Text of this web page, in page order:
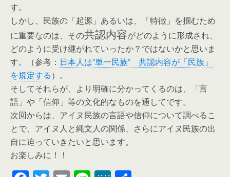
す。
しかし、民族の「起源」あるいは、「特徴」を掴むため
に重要なのは、その共認内容がどのように形成され、
どのように受け継がれていったか？ではないかと思いま
す。（参考： 日本人は”単一民族” 共認内容が「民族」
を規定する）。
そしてそれらが、より明確に分かってくるのは、「言
語」や「信仰」等の文化的なものを通してです。
次回からは、アイヌ民族の言語や信仰について調べるこ
とで、アイヌ人と縄文人の関係、さらにアイヌ民族の出
自に迫っていきたいと思います。
お楽しみに！！